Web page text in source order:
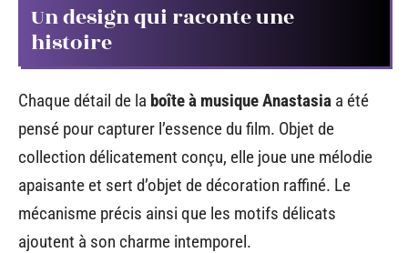
Un design qui raconte une
histoire
Chaque détail de la boîte à musique Anastasia a été
pensé pour capturer l’essence du film. Objet de
collection délicatement conçu, elle joue une mélodie
apaisante et sert d’objet de décoration raffiné. Le
mécanisme précis ainsi que les motifs délicats
ajoutent à son charme intemporel.